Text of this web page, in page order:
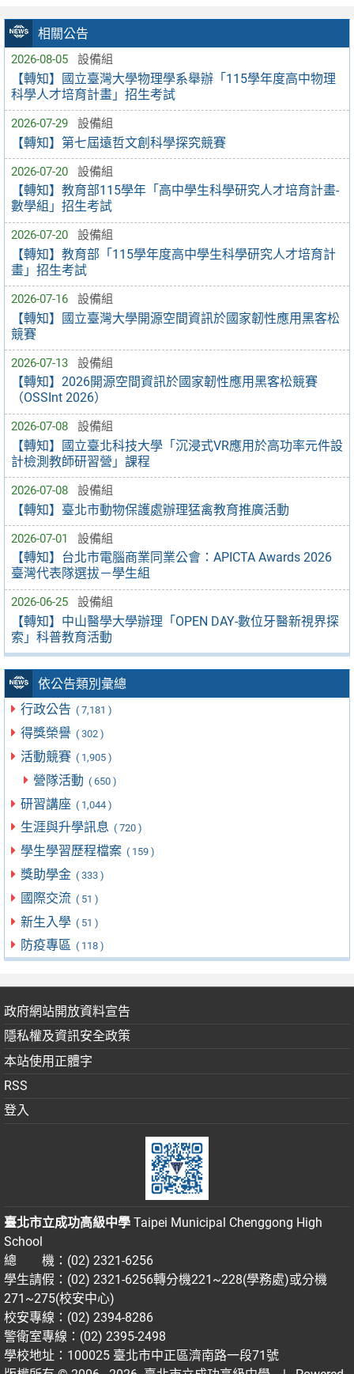
相關公告
2026-08-05 設備組
【轉知】國立臺灣大學物理學系舉辦「115學年度高中物理
科學人才培育計畫」招生考試
2026-07-29 設備組
【轉知】第七屆遠哲文創科學探究競賽
2026-07-20 設備組
【轉知】教育部115學年「高中學生科學研究人才培育計畫-
數學組」招生考試
2026-07-20 設備組
【轉知】教育部「115學年度高中學生科學研究人才培育計
畫」招生考試
2026-07-16 設備組
【轉知】國立臺灣大學開源空間資訊於國家韌性應用黑客松
競賽
2026-07-13 設備組
【轉知】2026開源空間資訊於國家韌性應用黑客松競賽
（OSSInt 2026）
2026-07-08 設備組
【轉知】國立臺北科技大學「沉浸式VR應用於高功率元件設
計檢測教師研習營」課程
2026-07-08 設備組
【轉知】臺北市動物保護處辦理猛禽教育推廣活動
2026-07-01 設備組
【轉知】台北市電腦商業同業公會：APICTA Awards 2026
臺灣代表隊選拔－學生組
2026-06-25 設備組
【轉知】中山醫學大學辦理「OPEN DAY-數位牙醫新視界探
索」科普教育活動
依公告類別彙總
行政公告 ( 7,181 )
得獎榮譽 ( 302 )
活動競賽 ( 1,905 )
營隊活動 ( 650 )
研習講座 ( 1,044 )
生涯與升學訊息 ( 720 )
學生學習歷程檔案 ( 159 )
獎助學金 ( 333 )
國際交流 ( 51 )
新生入學 ( 51 )
防疫專區 ( 118 )
政府網站開放資料宣告
隱私權及資訊安全政策
本站使用正體字
RSS
登入
臺北市立成功高級中學 Taipei Municipal Chenggong High
School
總 機：(02) 2321-6256
學生請假：(02) 2321-6256轉分機221~228(學務處)或分機
271~275(校安中心)
校安專線：(02) 2394-8286
警衛室專線：(02) 2395-2498
學校地址：100025 臺北市中正區濟南路一段71號